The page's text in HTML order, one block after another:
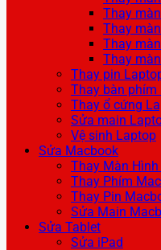
Thay
Thay
Thay
Thay
Thay pin
Thay bàn phím
Thay ổ cứng
Sửa main
Vệ sinh Laptop
Sửa Macbook
Thay Màn
Thay Phím
Thay Pin
Sửa Main
Sửa Tablet
Sửa iPad